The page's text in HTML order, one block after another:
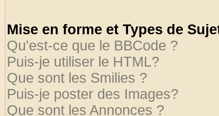
Mise en forme et Types de
Qu'est-ce que le BBCode ?
Puis-je utiliser le HTML?
Que sont les Smilies ?
Puis-je poster des Images?
Que sont les Annonces ?